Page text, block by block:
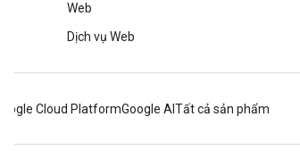
Web
Dịch vụ Web
Google Cloud PlatformGoogle AI Tất cả sản phẩm